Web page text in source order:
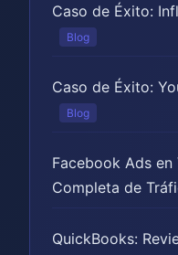
Caso de Éxito:
Blog
Caso de Éxito:
Blog
Facebook Ads en
Completa de
QuickBooks: